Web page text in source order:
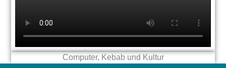
Computer, Kebab und Kultur